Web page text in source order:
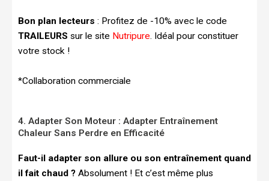
Bon plan lecteurs : Profitez de -10% avec le code
TRAILEURS sur le site Nutripure . Idéal pour constituer
votre stock !
*Collaboration commerciale
4. Adapter Son Moteur : Adapter Entraînement
Chaleur Sans Perdre en Efficacité
Faut-il adapter son allure ou son entraînement quand
il fait chaud ? Absolument ! Et c’est même plus